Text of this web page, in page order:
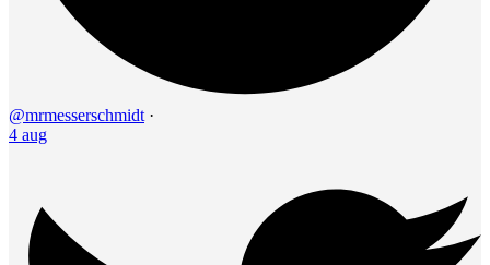
@mrmesserschmidt ·
4 aug